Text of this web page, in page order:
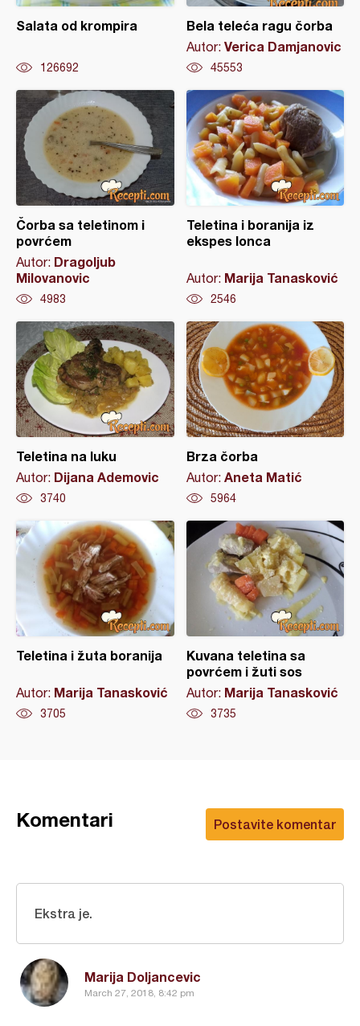
Salata od krompira
126692
Bela teleća ragu čorba
Autor: Verica Damjanovic
45553
Čorba sa teletinom i
povrćem
Autor: Dragoljub
Milovanovic
4983
Teletina i boranija iz
ekspes lonca
Autor: Marija Tanasković
2546
Teletina na luku
Autor: Dijana Ademovic
3740
Brza čorba
Autor: Aneta Matić
5964
Teletina i žuta boranija
Autor: Marija Tanasković
3705
Kuvana teletina sa
povrćem i žuti sos
Autor: Marija Tanasković
3735
Postavite komentar
Komentari
Marija Doljancevic
March 27, 2018, 8:42 pm
Ekstra je.